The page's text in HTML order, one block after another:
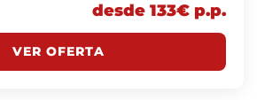
desde 133€ p.p.
VER OFERTA